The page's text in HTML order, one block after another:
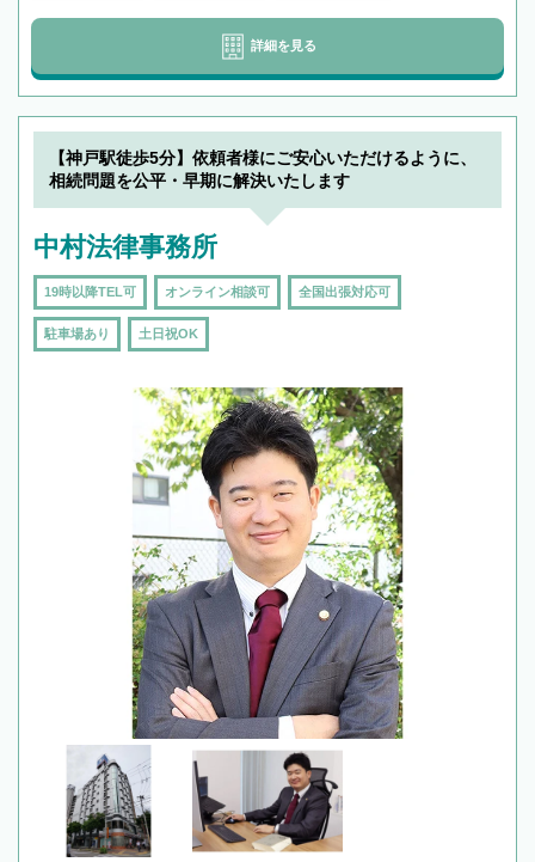
詳細を見る
【神戸駅徒歩5分】依頼者様にご安心いただけるように、
相続問題を公平・早期に解決いたします
中村法律事務所
19時以降TEL可 オンライン相談可 全国出張対応可
駐車場あり 土日祝OK